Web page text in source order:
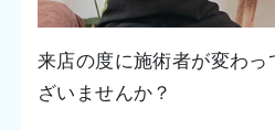
来店の度に施術者が変わ
ざいませんか？